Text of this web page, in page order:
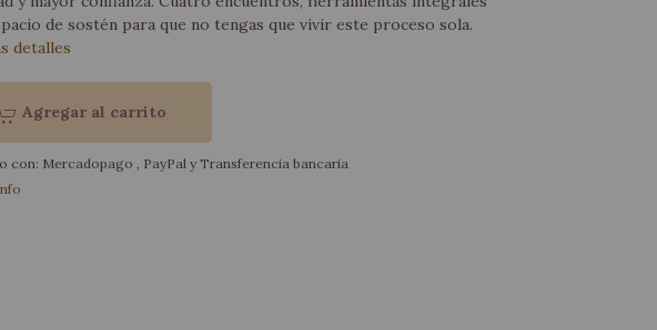
de sostén para que no tengas que vivir este proceso sola.
detalles
Agregar al carrito
con: Mercadopago , PayPal y Transferencia bancaria